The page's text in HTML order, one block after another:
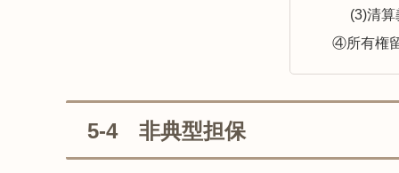
(3)清算
④所有権
5-4 非典型担保